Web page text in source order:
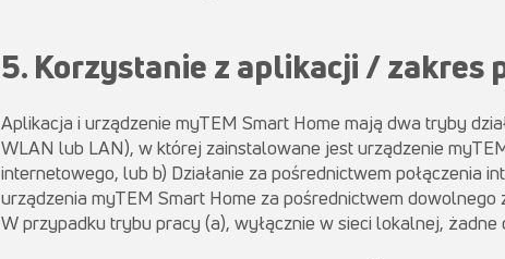
5. Korzystanie z aplikacji / zakres
Aplikacja i urządzenie myTEM Smart Home mają dwa tryby
WLAN lub LAN), w której zainstalowane jest urządzenie
internetowego, lub b) Działanie za pośrednictwem połączenia
urządzenia myTEM Smart Home za pośrednictwem
W przypadku trybu pracy (a), wyłącznie w sieci lokalnej,